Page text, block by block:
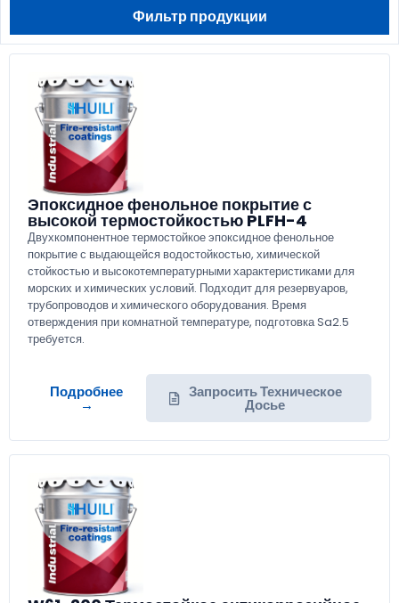
Фильтр продукции
Эпоксидное фенольное покрытие с
высокой термостойкостью PLFH-4
Двухкомпонентное термостойкое эпоксидное фенольное
покрытие с выдающейся водостойкостью, химической
стойкостью и высокотемпературными характеристиками для
морских и химических условий. Подходит для резервуаров,
трубопроводов и химического оборудования. Время
отверждения при комнатной температуре, подготовка Sa2.5
требуется.
Подробнее
→
Запросить Техническое
Досье